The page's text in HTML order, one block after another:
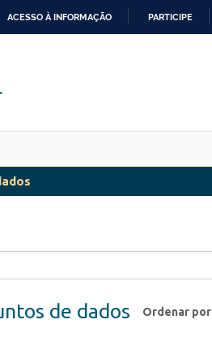
ACESSO À INFORMAÇÃO PARTICIPE
Ordenar por
de dados